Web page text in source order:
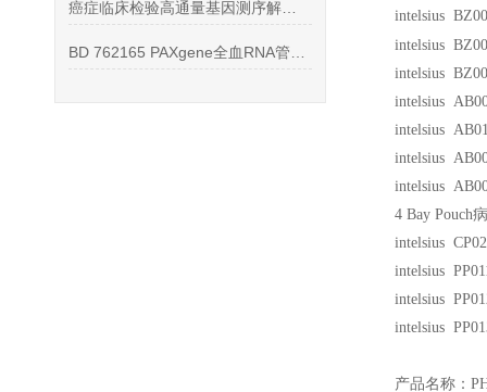
intelsius
intelsius
intelsius
intelsius
intelsius
intelsius
intelsius
4 Bay Pouch
intelsius
intelsius
intelsius
intelsius
产品名称：